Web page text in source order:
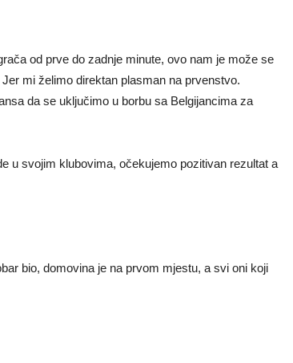
od prve do zadnje minute, ovo nam je može se
mi želimo direktan plasman na prvenstvo.
da se uključimo u borbu sa Belgijancima za
u svojim klubovima, očekujemo pozitivan rezultat a
bio, domovina je na prvom mjestu, a svi oni koji